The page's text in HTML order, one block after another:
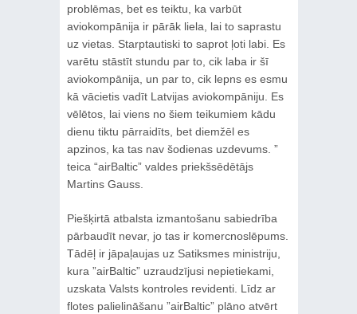
problēmas, bet es teiktu, ka varbūt
aviokompānija ir pārāk liela, lai to saprastu
uz vietas. Starptautiski to saprot ļoti labi. Es
varētu stāstīt stundu par to, cik laba ir šī
aviokompānija, un par to, cik lepns es esmu
kā vācietis vadīt Latvijas aviokompāniju. Es
vēlētos, lai viens no šiem teikumiem kādu
dienu tiktu pārraidīts, bet diemžēl es
apzinos, ka tas nav šodienas uzdevums. ”
teica “airBaltic” valdes priekšsēdētājs
Martins Gauss.
Piešķirtā atbalsta izmantošanu sabiedrība
pārbaudīt nevar, jo tas ir komercnoslēpums.
Tādēļ ir jāpaļaujas uz Satiksmes ministriju,
kura ”airBaltic” uzraudzījusi nepietiekami,
uzskata Valsts kontroles revidenti. Līdz ar
flotes palielināšanu ”airBaltic” plāno atvērt